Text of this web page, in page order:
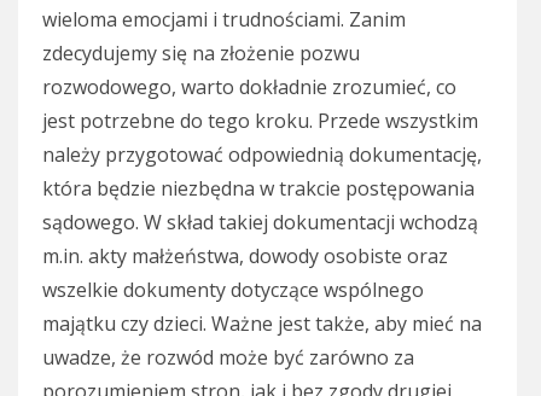
wieloma emocjami i trudnościami. Zanim
zdecydujemy się na złożenie pozwu
rozwodowego, warto dokładnie zrozumieć, co
jest potrzebne do tego kroku. Przede wszystkim
należy przygotować odpowiednią dokumentację,
która będzie niezbędna w trakcie postępowania
sądowego. W skład takiej dokumentacji wchodzą
m.in. akty małżeństwa, dowody osobiste oraz
wszelkie dokumenty dotyczące wspólnego
majątku czy dzieci. Ważne jest także, aby mieć na
uwadze, że rozwód może być zarówno za